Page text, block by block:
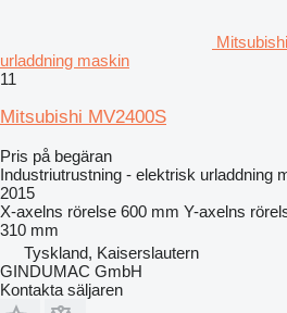
urladdning maskin
11
Mitsubishi MV2400S
Pris på begäran
Industriutrustning - elektrisk urladdning
2015
X-axelns rörelse 600 mm Y-axelns
310 mm
Tyskland, Kaiserslautern
GINDUMAC GmbH
Kontakta säljaren